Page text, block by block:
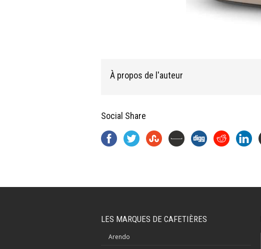
À propos de l'auteur
Social Share
LES MARQUES DE CAFETIÈRES
Arendo